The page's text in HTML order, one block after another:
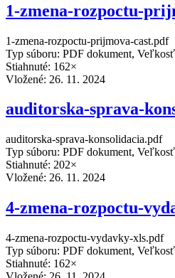
1-zmena-rozpoctu-
1-zmena-rozpoctu-prijmova-cast.pdf
Typ súboru: PDF dokument,
Stiahnuté: 162×
Vložené: 26. 11. 2024
auditorska-sprava-
auditorska-sprava-konsolidacia.pdf
Typ súboru: PDF dokument,
Stiahnuté: 202×
Vložené: 26. 11. 2024
4-zmena-rozpoctu-
4-zmena-rozpoctu-vydavky-xls.pdf
Typ súboru: PDF dokument,
Stiahnuté: 162×